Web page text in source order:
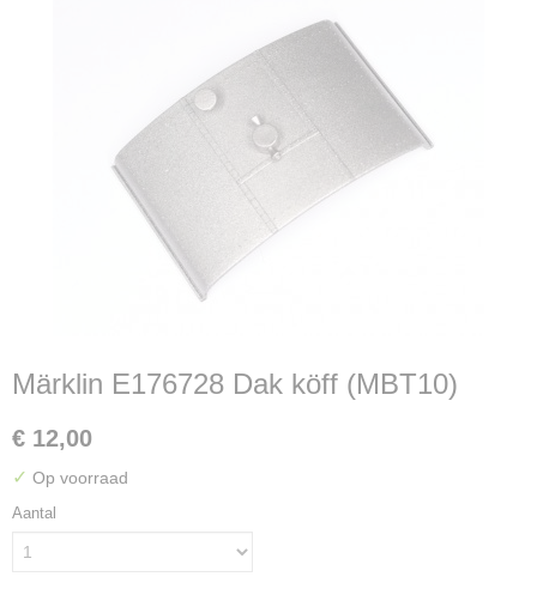
Märklin E176728 Dak köff (MBT10)
€ 12,00
✓ Op voorraad
Aantal